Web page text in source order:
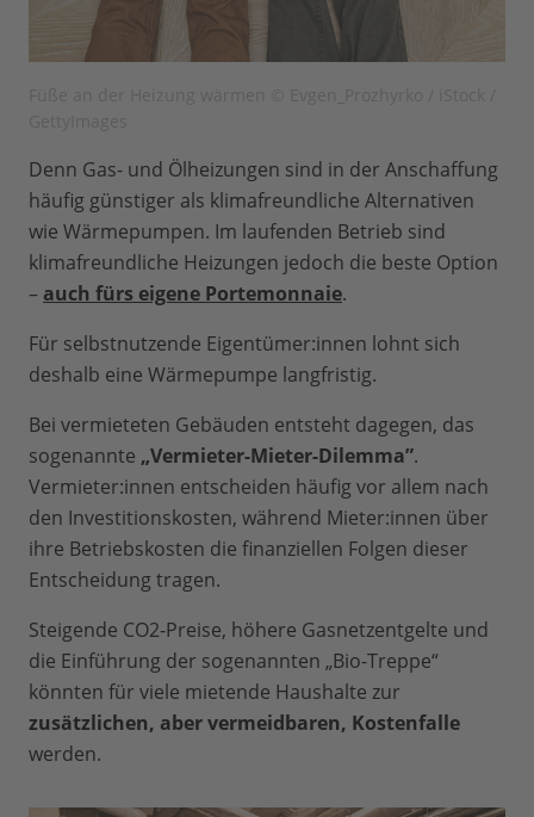
Denn Gas- und Ölheizungen sind in der Anschaffung
häufig günstiger als klimafreundliche Alternativen
wie Wärmepumpen. Im laufenden Betrieb sind
klimafreundliche Heizungen jedoch die beste Option
– auch fürs eigene Portemonnaie.
Für selbstnutzende Eigentümer:innen lohnt sich
deshalb eine Wärmepumpe langfristig.
Bei vermieteten Gebäuden entsteht dagegen, das
sogenannte „Vermieter-Mieter-Dilemma”.
Vermieter:innen entscheiden häufig vor allem nach
den Investitionskosten, während Mieter:innen über
ihre Betriebskosten die finanziellen Folgen dieser
Entscheidung tragen.
Steigende CO2-Preise, höhere Gasnetzentgelte und
die Einführung der sogenannten „Bio-Treppe“
könnten für viele mietende Haushalte zur
zusätzlichen, aber vermeidbaren, Kostenfalle
werden.